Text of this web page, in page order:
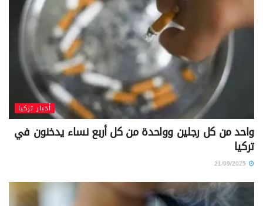
أخبار تركيا
واحد من كل رجلين وواحدة من كل أربع نساء يدخنون في
تركيا